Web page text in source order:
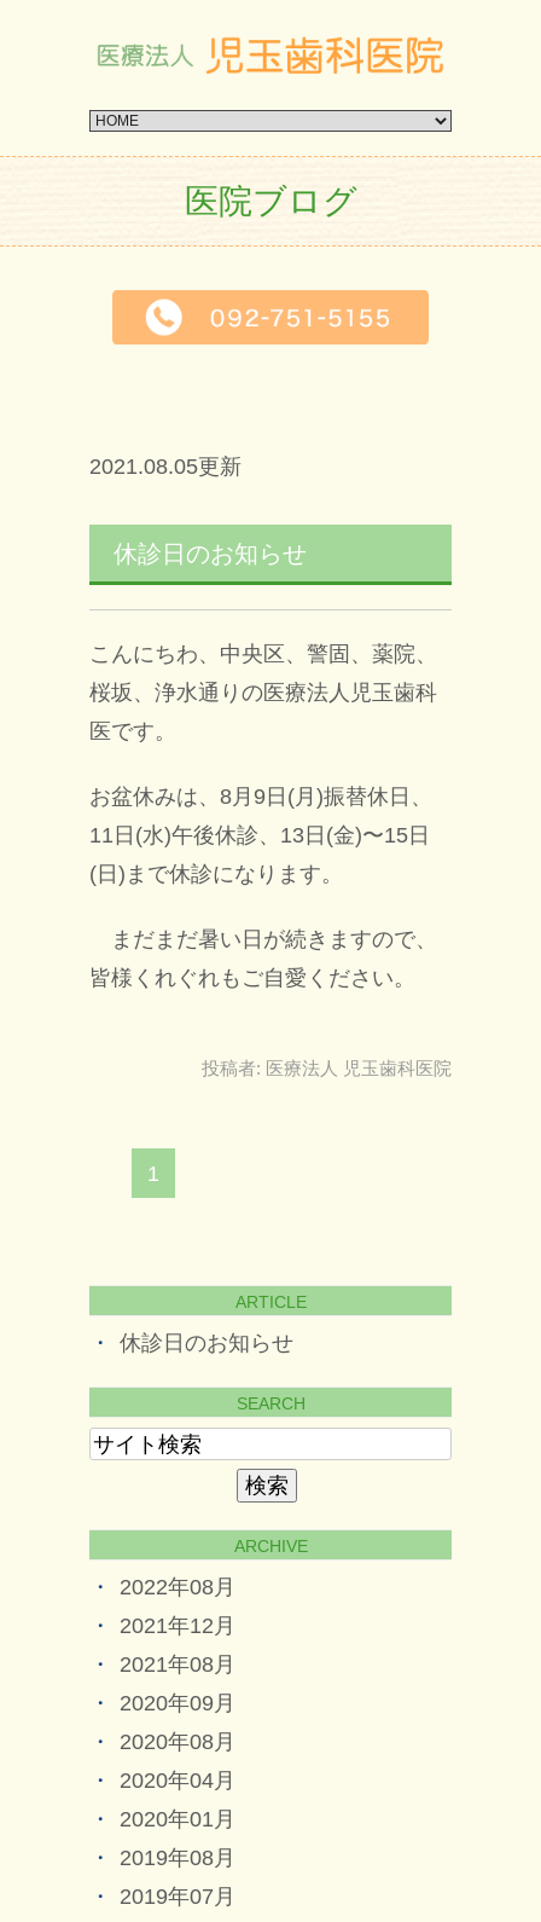
医院ブログ
2021.08.05更新
休診日のお知らせ
こんにちわ、中央区、警固、薬院、
桜坂、浄水通りの医療法人児玉歯科
医です。
お盆休みは、8月9日(月)振替休日、
11日(水)午後休診、13日(金)〜15日
(日)まで休診になります。
まだまだ暑い日が続きますので、
皆様くれぐれもご自愛ください。
投稿者: 医療法人 児玉歯科医院
1
ARTICLE
休診日のお知らせ
SEARCH
ARCHIVE
2022年08月
2021年12月
2021年08月
2020年09月
2020年08月
2020年04月
2020年01月
2019年08月
2019年07月